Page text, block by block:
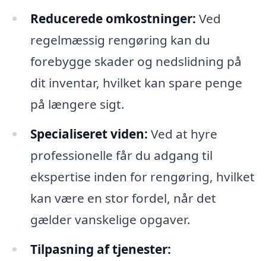
Reducerede omkostninger: Ved
regelmæssig rengøring kan du
forebygge skader og nedslidning på
dit inventar, hvilket kan spare penge
på længere sigt.
Specialiseret viden: Ved at hyre
professionelle får du adgang til
ekspertise inden for rengøring, hvilket
kan være en stor fordel, når det
gælder vanskelige opgaver.
Tilpasning af tjenester: